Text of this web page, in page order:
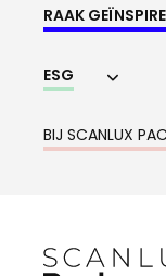
RAAK
ESG
BIJ SCANLUX